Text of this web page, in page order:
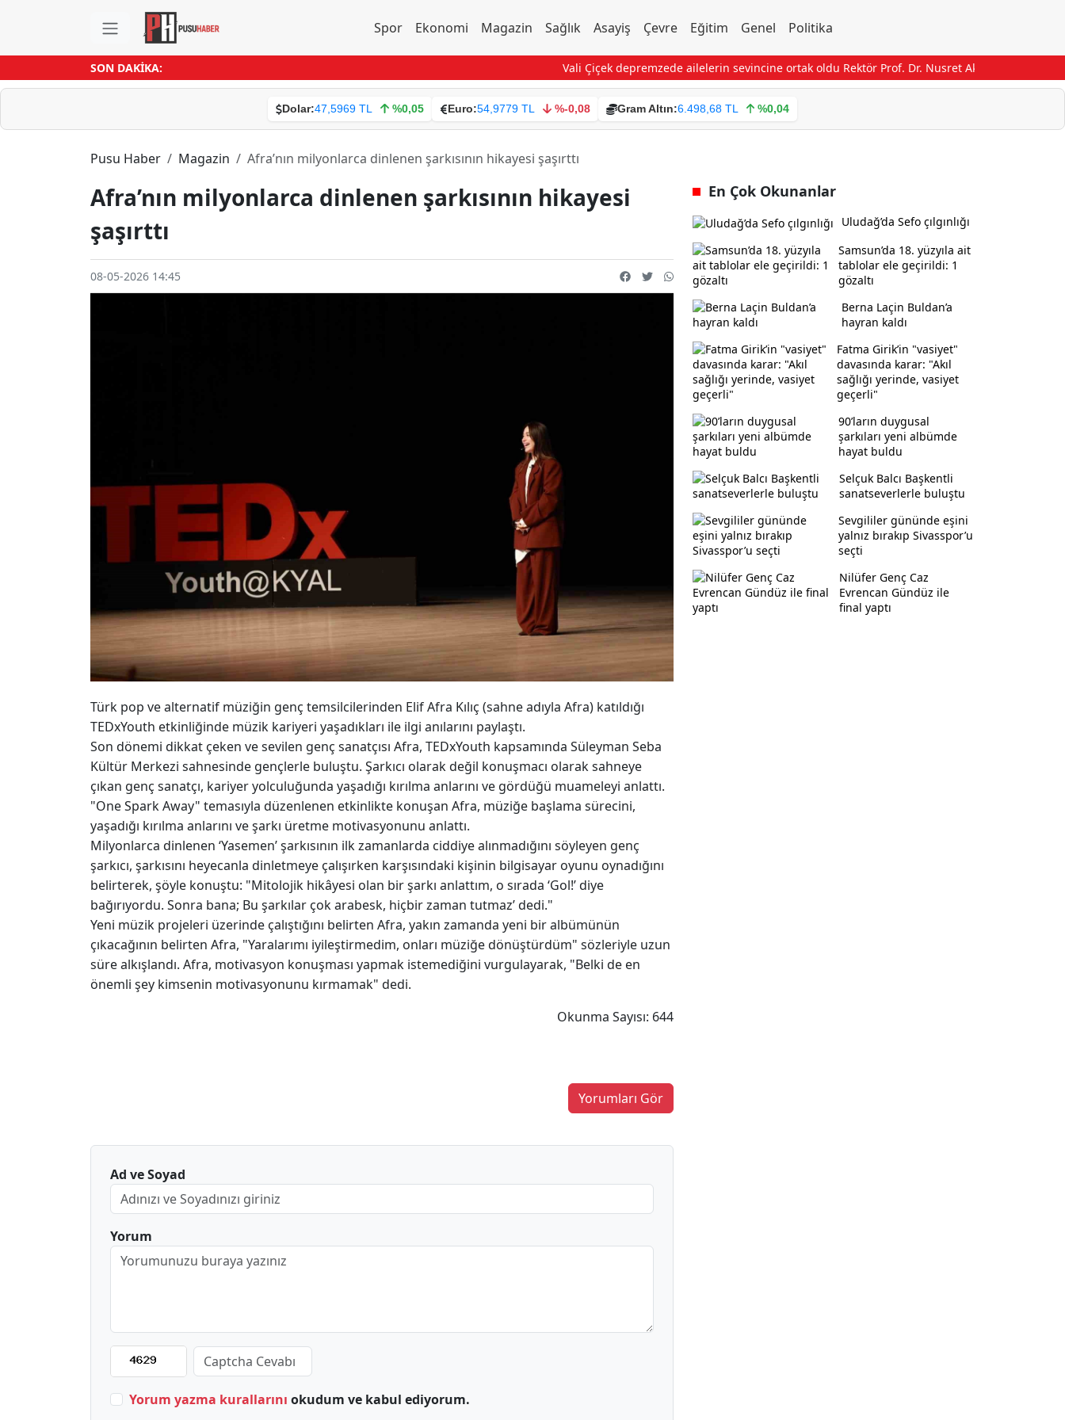
Spor Ekonomi Magazin Sağlık Asayiş Çevre Eğitim Genel Politika
SON DAKİKA: Vali Çiçek depremzede ailelerin sevincine ortak olduRektör Prof. Dr. Nusret Akpolat’tan Gana
Dolar:47,5969 TL %0,05 Euro:54,9779 TL %-0,08 Gram Altın:6.498,68 TL %0,04
Pusu Haber Magazin Afra’nın milyonlarca dinlenen şarkısının hikayesi şaşırttı
Afra’nın milyonlarca dinlenen şarkısının hikayesi
şaşırttı
08-05-2026 14:45
Türk pop ve alternatif müziğin genç temsilcilerinden Elif Afra Kılıç (sahne adıyla Afra) katıldığı
TEDxYouth etkinliğinde müzik kariyeri yaşadıkları ile ilgi anılarını paylaştı.
Son dönemi dikkat çeken ve sevilen genç sanatçısı Afra, TEDxYouth kapsamında Süleyman Seba
Kültür Merkezi sahnesinde gençlerle buluştu. Şarkıcı olarak değil konuşmacı olarak sahneye
çıkan genç sanatçı, kariyer yolculuğunda yaşadığı kırılma anlarını ve gördüğü muameleyi anlattı.
"One Spark Away" temasıyla düzenlenen etkinlikte konuşan Afra, müziğe başlama sürecini,
yaşadığı kırılma anlarını ve şarkı üretme motivasyonunu anlattı.
Milyonlarca dinlenen ‘Yasemen’ şarkısının ilk zamanlarda ciddiye alınmadığını söyleyen genç
şarkıcı, şarkısını heyecanla dinletmeye çalışırken karşısındaki kişinin bilgisayar oyunu oynadığını
belirterek, şöyle konuştu: "Mitolojik hikâyesi olan bir şarkı anlattım, o sırada ‘Gol!’ diye
bağırıyordu. Sonra bana; Bu şarkılar çok arabesk, hiçbir zaman tutmaz’ dedi."
Yeni müzik projeleri üzerinde çalıştığını belirten Afra, yakın zamanda yeni bir albümünün
çıkacağının belirten Afra, "Yaralarımı iyileştirmedim, onları müziğe dönüştürdüm" sözleriyle uzun
süre alkışlandı. Afra, motivasyon konuşması yapmak istemediğini vurgulayarak, "Belki de en
önemli şey kimsenin motivasyonunu kırmamak" dedi.
Okunma Sayısı: 644
Yorumları Gör
Ad ve Soyad
Yorum
Yorum yazma kurallarını okudum ve kabul ediyorum.
En Çok Okunanlar
Uludağ’da Sefo çılgınlığı
Samsun’da 18. yüzyıla ait
tablolar ele geçirildi: 1
gözaltı
Berna Laçin Buldan’a
hayran kaldı
Fatma Girik’in "vasiyet"
davasında karar: "Akıl
sağlığı yerinde, vasiyet
geçerli"
90’ların duygusal
şarkıları yeni albümde
hayat buldu
Selçuk Balcı Başkentli
sanatseverlerle buluştu
Sevgililer gününde eşini
yalnız bırakıp Sivasspor’u
seçti
Nilüfer Genç Caz
Evrencan Gündüz ile
final yaptı